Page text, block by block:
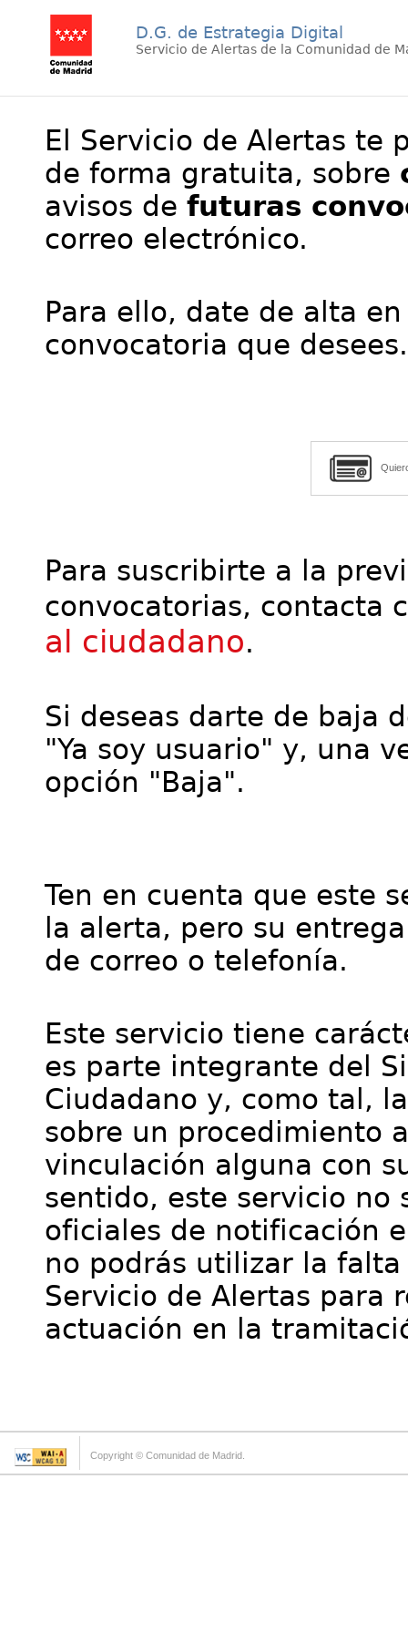
D.G. de Estrategia Digital
Servicio de Alertas de la Comunidad de
El Servicio de Alertas te
de forma gratuita, sobre
avisos de futuras
correo electrónico.
Para ello, date de alta
convocatoria que desees.
Para suscribirte a la
convocatorias, contacta
al ciudadano.
Si deseas darte de baja
"Ya soy usuario" y, una
opción "Baja".
Ten en cuenta que este
la alerta, pero su
de correo o telefonía.
Este servicio tiene
es parte integrante del
Ciudadano y, como tal,
sobre un procedimiento
vinculación alguna con
sentido, este servicio no
oficiales de notificación
no podrás utilizar la
Servicio de Alertas para
actuación en la
Copyright © Comunidad de Madrid.